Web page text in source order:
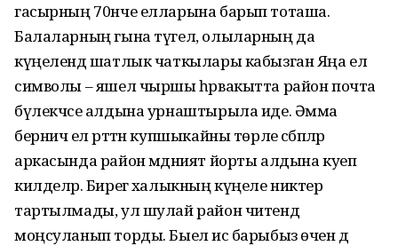
гасырның 70нче елларына барып тоташа.
Балаларның гына түгел, олыларның да
күңелендә шатлык чаткылары кабызган Яңа ел
символы – яшел чыршы һәрвакытта район почта
бүлекчәсе алдына урнаштырыла иде. Әмма
берничә ел рәттән купшыкайны төрле сәбәпләр
аркасында район мәдәният йорты алдына куеп
килделәр. Бирегә халыкның күңеле никтер
тартылмады, ул шулай район читендә
моңсуланып торды. Быел исә барыбыз өчен дә